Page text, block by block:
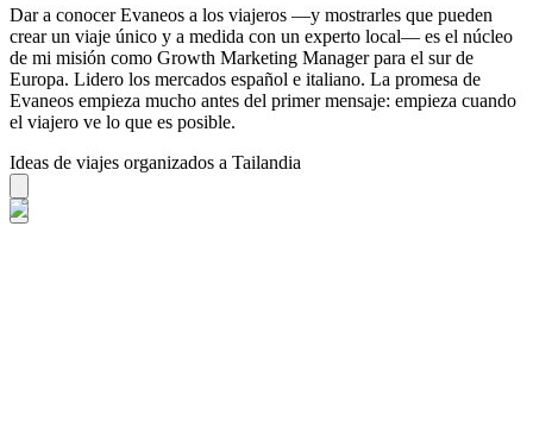
Dar a conocer Evaneos a los viajeros —y mostrarles que pueden
crear un viaje único y a medida con un experto local— es el núcleo
de mi misión como Growth Marketing Manager para el sur de
Europa. Lidero los mercados español e italiano. La promesa de
Evaneos empieza mucho antes del primer mensaje: empieza cuando
el viajero ve lo que es posible.
Ideas de viajes organizados a Tailandia